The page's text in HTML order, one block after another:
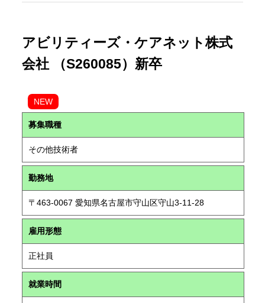
アビリティーズ・ケアネット株式
会社 （S260085）新卒
NEW
募集職種
その他技術者
勤務地
〒463-0067 愛知県名古屋市守山区守山3-11-28
雇用形態
正社員
就業時間